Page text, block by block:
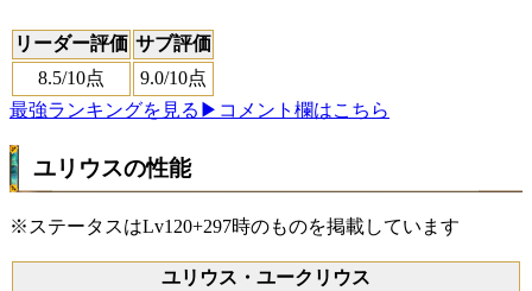
リーダー評価 サブ評価
8.5/10点 9.0/10点
最強ランキングを見る ▶コメント欄はこちら
ユリウスの性能
※ステータスはLv120+297時のものを掲載しています
ユリウス・ユークリウス